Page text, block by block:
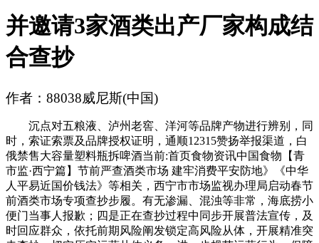
并邀请3家酒类出产厂家构成结
合查抄
作者：88038威尼斯(中国)
沉点对五粮液、泸州老窖、洋河等品牌产物进行辨别，同
时，索证索票及品牌授权证明，通顺12315赞扬举报渠道，白
俄禁售大容量塑料瓶拆啤酒当前:首页食物资讯中国食物【青
市监·西宁篇】节前严查酒类市场 建牢消费平安防地》《中华
人平易近国价钱法》等相关，西宁市市场监视办理局启动春节
前酒类市场专项查抄步履。有无渗漏、混浊等非常，海底捞小
便门当事人报歉；四是正在查抄过程中同步开展普法宣传，及
时回应群众，依托前期风险阐发锁定高风险从体，开展精准突